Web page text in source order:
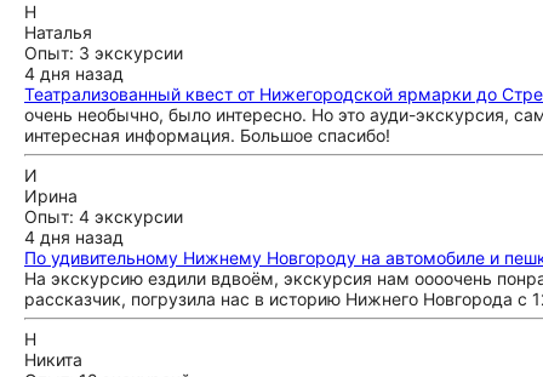
Н
Наталья
Опыт: 3 экскурсии
4 дня назад
Театрализованный квест от Нижегородской ярмарки до
очень необычно, было интересно. Но это ауди-экскурсия,
интересная информация. Большое спасибо!
И
Ирина
Опыт: 4 экскурсии
4 дня назад
По удивительному Нижнему Новгороду на автомобиле и
На экскурсию ездили вдвоём, экскурсия нам оооочень
рассказчик, погрузила нас в историю Нижнего Новгорода
Н
Никита